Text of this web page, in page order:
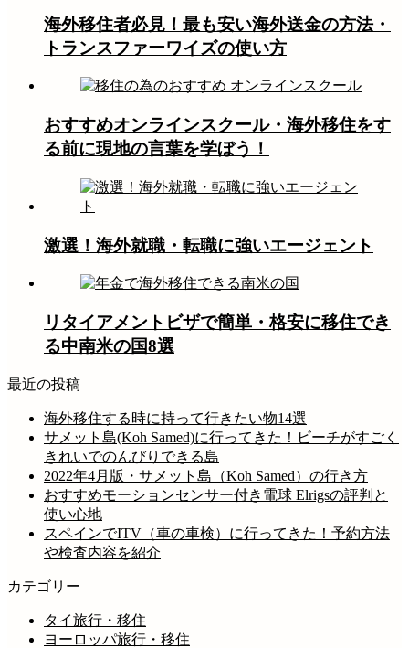
海外移住者必見！最も安い海外送金の方法・
トランスファーワイズの使い方
おすすめオンラインスクール・海外移住をす
る前に現地の言葉を学ぼう！
激選！海外就職・転職に強いエージェント
リタイアメントビザで簡単・格安に移住でき
る中南米の国8選
最近の投稿
海外移住する時に持って行きたい物14選
サメット島(Koh Samed)に行ってきた！ビーチがすごく
きれいでのんびりできる島
2022年4月版・サメット島（Koh Samed）の行き方
おすすめモーションセンサー付き電球 Elrigsの評判と
使い心地
スペインでITV（車の車検）に行ってきた！予約方法
や検査内容を紹介
カテゴリー
タイ旅行・移住
ヨーロッパ旅行・移住